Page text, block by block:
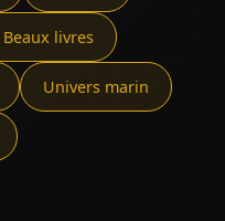
livres
Univers marin